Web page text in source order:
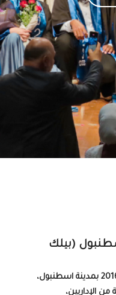
(بيلك
الإداريين،